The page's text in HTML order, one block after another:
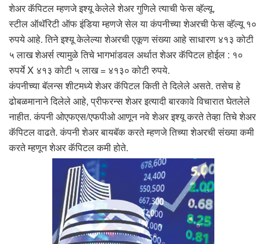
शेअर कॅपिटल म्हणजे इश्यू केलेले शेअर गुणिले त्याची फेस व्हॅल्यू.
स्टील ऑथॅरिटी ऑफ इंडिया म्हणजे सेल या कंपनीच्या शेअरची फेस व्हॅल्यू १०
रुपये आहे. तिने इश्यू केलेल्या शेअरची एकूण संख्या आहे साधारण ४१३ कोटी
५ लाख शेअर्स त्यामुळे तिचे भागभांडवल अर्थात शेअर कॅपिटल होईल : १०
रुपर्ये X ४१३ कोटी ५ लाख = ४१३० कोटी रुपये.
कंपनीच्या बॅलन्स शीटमध्ये शेअर कॅपिटल किती ते दिलेले असते. तसेच हे
ढोबळमानाने दिलेले आहे, प्रीफरन्स शेअर इत्यादी बारकावे विचारात घेतलेले
नाहीत. कंपनी ओएफएस/एफपीओ आणून नवे शेअर इश्यू करते तेव्हा तिचे शेअर
कॅपिटल वाढते. कंपनी शेअर बायबॅक करते म्हणजे तिच्या शेअरची संख्या कमी
करते म्हणून शेअर कॅपिटल कमी होते.